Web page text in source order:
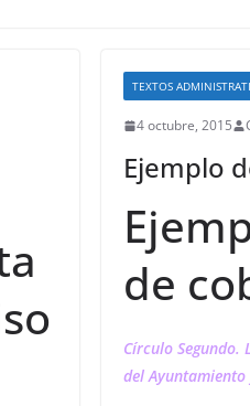
TEXTOS
4 octubre, 2015
Ejemplo
de
Círculo Segundo.
del